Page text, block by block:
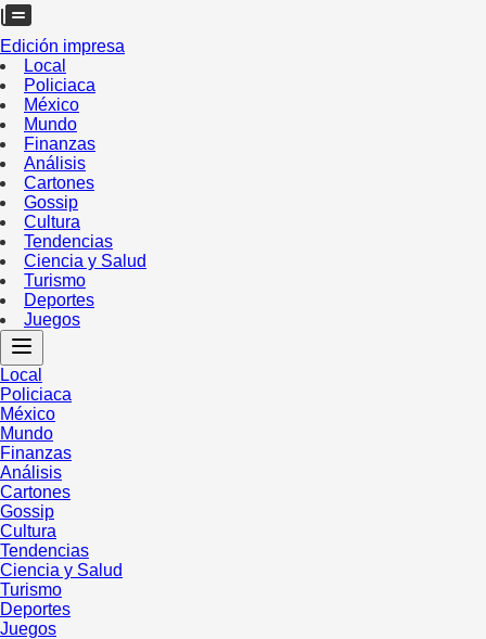
Edición impresa
Local
Policiaca
México
Mundo
Finanzas
Análisis
Cartones
Gossip
Cultura
Tendencias
Ciencia y Salud
Turismo
Deportes
Juegos
Local
Policiaca
México
Mundo
Finanzas
Análisis
Cartones
Gossip
Cultura
Tendencias
Ciencia y Salud
Turismo
Deportes
Juegos